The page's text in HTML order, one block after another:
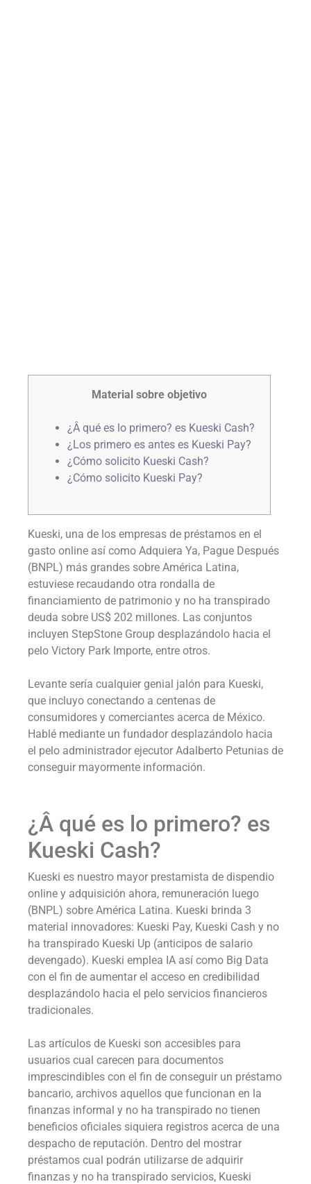
Material sobre objetivo
¿Â qué es lo primero? es Kueski Cash?
¿Los primero es antes es Kueski Pay?
¿Cómo solicito Kueski Cash?
¿Cómo solicito Kueski Pay?
Kueski, una de los empresas de préstamos en el
gasto online así­ como Adquiera Ya, Pague Después
(BNPL) más grandes sobre América Latina,
estuviese recaudando otra rondalla de
financiamiento de patrimonio y no ha transpirado
deuda sobre US$ 202 millones. Las conjuntos
incluyen StepStone Group desplazándolo hacia el
pelo Victory Park Importe, entre otros.
Levante serí­a cualquier genial jalón para Kueski,
que incluyo conectando a centenas de
consumidores y comerciantes acerca de México.
Hablé mediante un fundador desplazándolo hacia
el pelo administrador ejecutor Adalberto Petunias de
conseguir mayormente información.
¿Â qué es lo primero? es
Kueski Cash?
Kueski es nuestro mayor prestamista de dispendio
online y adquisición ahora, remuneración luego
(BNPL) sobre América Latina. Kueski brinda 3
material innovadores: Kueski Pay, Kueski Cash y no
ha transpirado Kueski Up (anticipos de salario
devengado). Kueski emplea IA así­ como Big Data
con el fin de aumentar el acceso en credibilidad
desplazándolo hacia el pelo servicios financieros
tradicionales.
Las artículos de Kueski son accesibles para
usuarios cual carecen para documentos
imprescindibles con el fin de conseguir un préstamo
bancario, archivos aquellos que funcionan en la
finanzas informal y no ha transpirado no tienen
beneficios oficiales siquiera registros acerca de una
despacho de reputación. Dentro del mostrar
préstamos cual podrán utilizarse de adquirir
finanzas y no ha transpirado servicios, Kueski